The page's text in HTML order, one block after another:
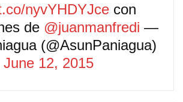
nyvYHDYJce con
de @juanmanfredi —
(@AsunPaniagua)
June 12, 2015